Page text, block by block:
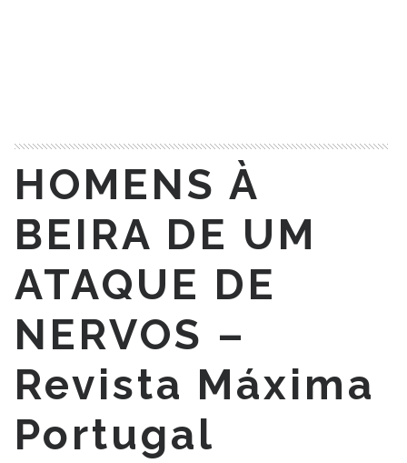
HOMENS À
BEIRA DE UM
ATAQUE DE
NERVOS –
Revista Máxima
Portugal